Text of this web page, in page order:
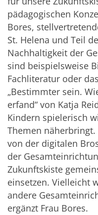
pädagogischen
Bores,
St. Helena und Teil
Nachhaltigkeit der
sind beispielsweise
Fachliteratur oder
„Bestimmter sein.
erfand“ von Katja
Kindern spielerisch
Themen näherbringt.
von der digitalen
der
Zukunftskiste
einsetzen. Vielleicht
andere
ergänzt Frau Bores.